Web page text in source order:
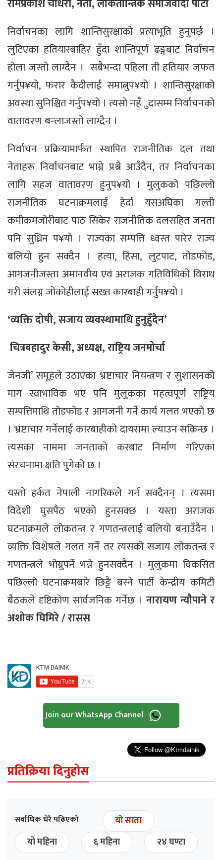
रामप्रकाश चौधरी, नेता, लोकतान्त्रिक समाजवादी पार्टी
निर्वाचनका लागि शान्तिसुरक्षाको प्रत्याभूति हुनुपर्छ ।
लुटिएका हतियारबाहिर हुँदा शान्तिपूर्ण ढङ्गबाट निर्वाचन
होला जस्तो लाग्दैन । सबैभन्दा पहिला ती हतियार जफत
गर्नुप¥यो, फरार कैदीलाई समात्नुप¥यो । शान्तिसुरक्षाको
अवस्था सुनिश्चित गर्नुप¥यो । त्यसो नहँुदासम्म निर्वाचनको
वातावरण बन्लाजस्तो लाग्दैन ।
निर्वाचन प्रक्रियामार्फत स्थापित राजनीतिक दल तथा
नेताहरू निर्वाचनबाट भाग्ने प्रश्नै आउँदैन, तर निर्वाचनका
लागि सहज वातावरण हुनुप¥यो । मुलुकको पछिल्लो
राजनीतिक घटनाक्रमलाई हेर्दा यसअघिका गल्ती
कमीकमजोरीबाट पाठ सिकेर राजनीतिक दलसहित जनता
पनि सुध्रिन प¥यो । राज्यका सम्पत्ति ध्वस्त पारेर राज्य
बलियो हुन सक्दैन । हत्या, हिंसा, लुटपाट, तोडफोड,
आगजनीजस्ता अमानवीय एवं अराजक गतिविधिको विराध
गरी संलग्न जोकोहीलाई सख्त कारबाही गर्नुप¥यो ।
‘व्यक्ति दोषी, सजाय व्यवस्थामाथि हुनुहुँदैन’
चित्रबहादुर केसी, अध्यक्ष, राष्ट्रिय जनमोर्चा
जेनजी’ समूहले उठाएका भ्रष्टाचार नियन्त्रण र सुशासनको
माग स्वाभाविक भए पनि मुलुकका महत्वपूर्ण राष्ट्रिय
सम्पत्तिमाथि तोडफोड र आगजनी गर्ने कार्य गलत भएको छ
। भ्रष्टाचार गर्नेलाई कारबाहीको दायरामा ल्याउन सकिन्छ ।
त्यसका नाममा जनताको करबाट निर्माण गरिएका
संरचनामा क्षति पुगेको छ ।
यस्तो हर्कत नेपाली नागरिकले गर्न सक्दैनन् । त्यसमा
विदेशी घुसपैठ भएको हुनसक्छ । यस्ता अराजक
घटनाक्रमले लोकतन्त्र र गणतन्त्रलाई बलियो बनाउँदैन ।
व्यक्ति विशेषले गलत गर्ने तर त्यसको सजाय लोकतन्त्र र
गणतन्त्रले भोग्नुपर्ने भन्ने हुनसक्दैन । मुलुकमा विकसित
पछिल्लो घटनाक्रमबारे छिट्टै बस्ने पार्टी केन्द्रीय कमिटी
बैठकले दृष्टिकोण सार्वजनिक गर्नेछ । नारायण न्यौपाने र
अशोक घिमिरे / रासस
Join our WhatsApp Channel
प्रतिक्रिया दिनुहोस
सर्वाधिक धेरै पढिएको
यो साता
यो महिना
६ महिना २४ घण्टा